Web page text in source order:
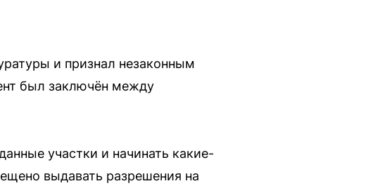
и признал незаконным
был заключён между
участки и начинать какие-
выдавать разрешения на